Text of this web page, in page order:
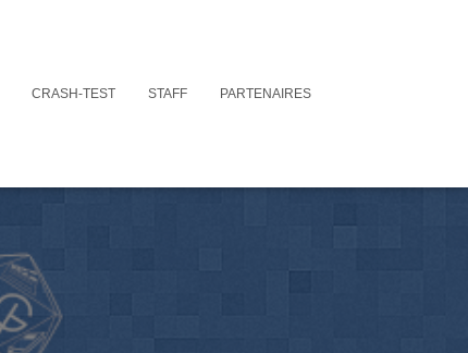
CRASH-TEST STAFF PARTENAIRES